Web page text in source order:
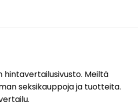
hintavertailusivusto. Meiltä
seksikauppoja ja tuotteita.